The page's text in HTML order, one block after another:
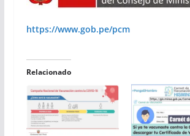
https://www.gob.pe/pcm
Relacionado